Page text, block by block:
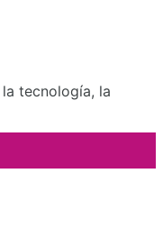
tecnología, la